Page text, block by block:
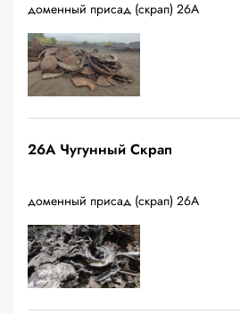
доменный присад (скрап) 26А
26A Чугунный Скрап
доменный присад (скрап) 26А